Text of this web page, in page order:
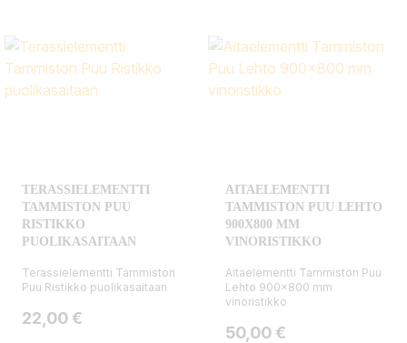
TERASSIELEMENTTI
TAMMISTON PUU
RISTIKKO
PUOLIKASAITAAN
Terassielementti Tammiston
Puu Ristikko puolikasaitaan
Hinta
22,00 €
AITAELEMENTTI
TAMMISTON PUU LEHTO
900X800 MM
VINORISTIKKO
Aitaelementti Tammiston Puu
Lehto 900x800 mm
vinoristikko
Hinta
50,00 €